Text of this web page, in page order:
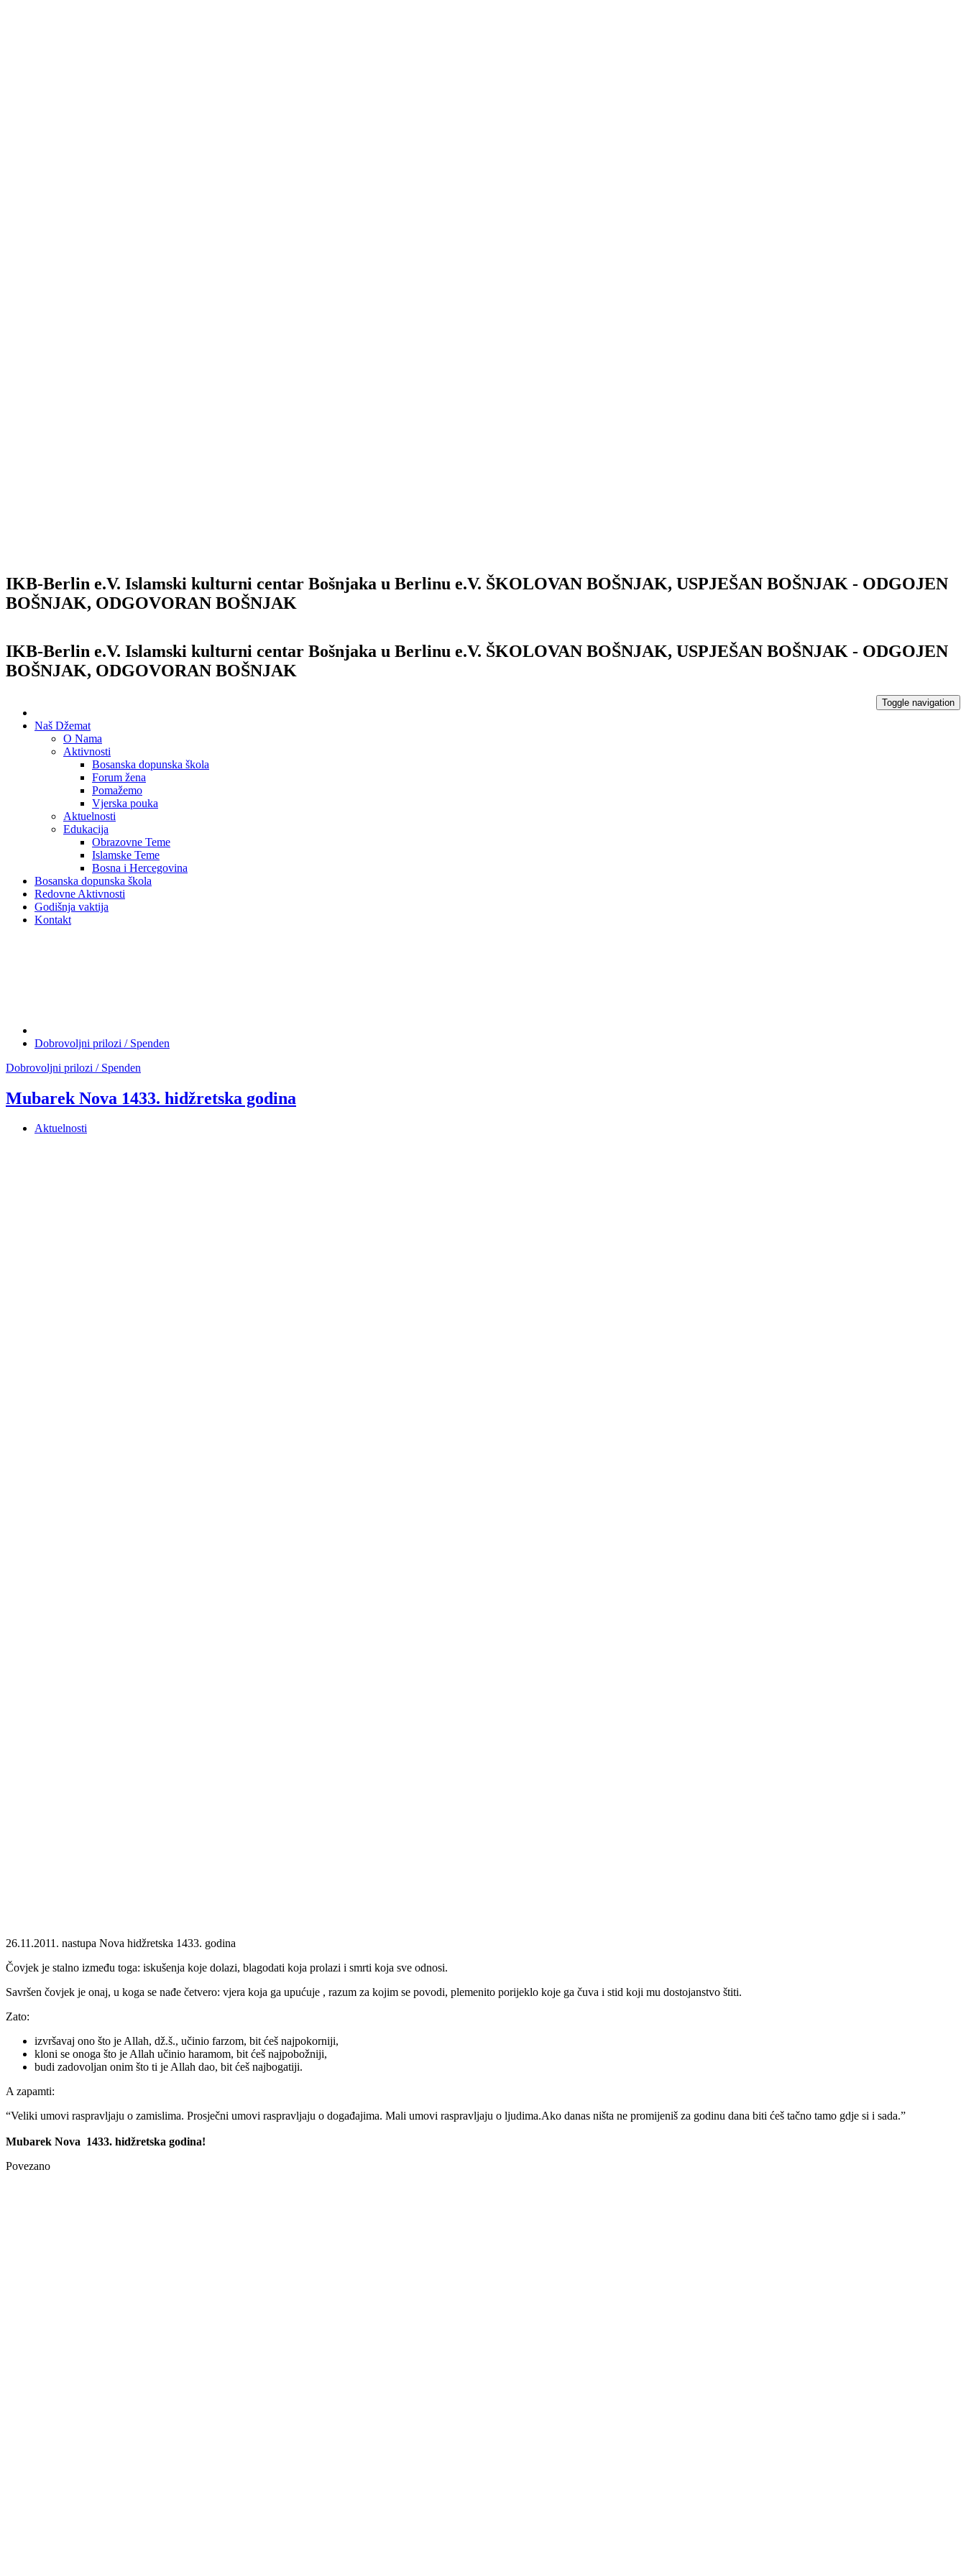
IKB-Berlin e.V. Islamski kulturni centar Bošnjaka u Berlinu e.V. ŠKOLOVAN BOŠNJAK, USPJEŠAN BOŠNJAK - ODGOJEN
BOŠNJAK, ODGOVORAN BOŠNJAK
IKB-Berlin e.V. Islamski kulturni centar Bošnjaka u Berlinu e.V. ŠKOLOVAN BOŠNJAK, USPJEŠAN BOŠNJAK - ODGOJEN
BOŠNJAK, ODGOVORAN BOŠNJAK
Toggle navigation
Naš Džemat
O Nama
Aktivnosti
Bosanska dopunska škola
Forum žena
Pomažemo
Vjerska pouka
Aktuelnosti
Edukacija
Obrazovne Teme
Islamske Teme
Bosna i Hercegovina
Bosanska dopunska škola
Redovne Aktivnosti
Godišnja vaktija
Kontakt
Dobrovoljni prilozi / Spenden
Dobrovoljni prilozi / Spenden
Mubarek Nova 1433. hidžretska godina
Aktuelnosti
26.11.2011. nastupa Nova hidžretska 1433. godina
Čovjek je stalno između toga: iskušenja koje dolazi, blagodati koja prolazi i smrti koja sve odnosi.
Savršen čovjek je onaj, u koga se nađe četvero: vjera koja ga upućuje , razum za kojim se povodi, plemenito porijeklo koje ga čuva i stid koji mu dostojanstvo štiti.
Zato:
izvršavaj ono što je Allah, dž.š., učinio farzom, bit ćeš najpokorniji,
kloni se onoga što je Allah učinio haramom, bit ćeš najpobožniji,
budi zadovoljan onim što ti je Allah dao, bit ćeš najbogatiji.
A zapamti:
“Veliki umovi raspravljaju o zamislima. Prosječni umovi raspravljaju o događajima. Mali umovi raspravljaju o ljudima.Ako danas ništa ne promijeniš za godinu dana biti ćeš tačno tamo gdje si i sada.”
Mubarek Nova 1433. hidžretska godina!
Povezano